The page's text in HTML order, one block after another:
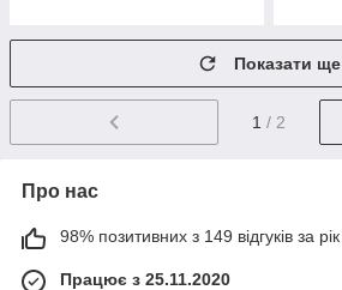
Показати ще
1 / 2
Про нас
98% позитивних з 149 відгуків за рік
Працює з 25.11.2020